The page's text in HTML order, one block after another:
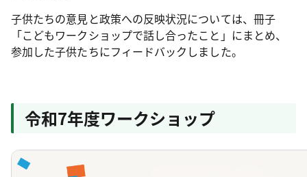
子供たちの意見と政策への反映状況については、冊子
「こどもワークショップで話し合ったこと」にまとめ、
参加した子供たちにフィードバックしました。
令和7年度ワークショップ